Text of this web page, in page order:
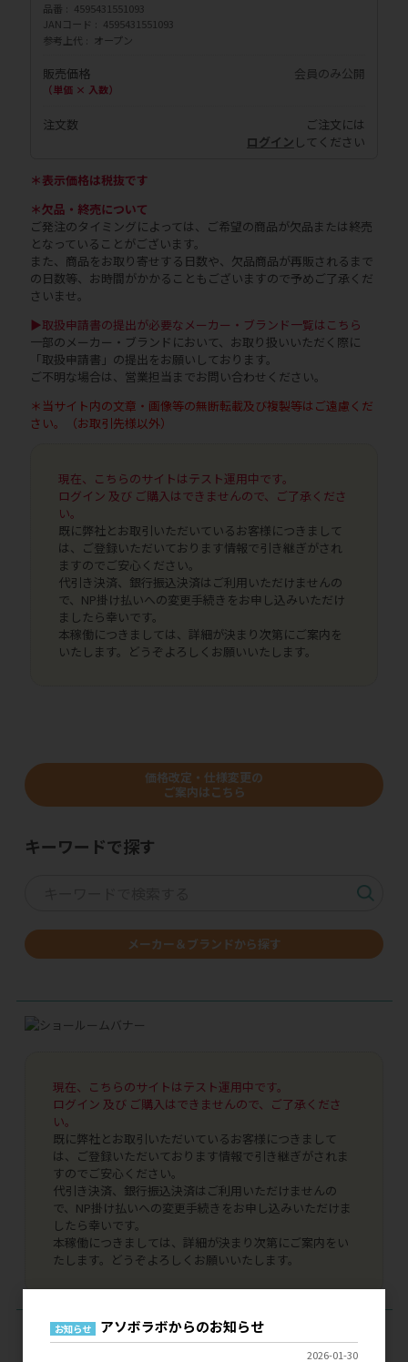
品番
4595431551093
JANコード
4595431551093
参考上代
オープン
販売価格
（単価 × 入数）
会員のみ公開
注文数
ご注文には
ログイン してください
＊表示価格は税抜です
＊欠品・終売について
ご発注のタイミングによっては、ご希望の商品が欠品または終売
となっていることがございます。
また、商品をお取り寄せする日数や、欠品商品が再販されるまで
の日数等、お時間がかかることもございますので予めご了承くだ
さいませ。
▶取扱申請書の提出が必要なメーカー・ブランド一覧はこちら
一部のメーカー・ブランドにおいて、お取り扱いいただく際に
「取扱申請書」の提出をお願いしております。
ご不明な場合は、営業担当までお問い合わせください。
＊当サイト内の文章・画像等の無断転載及び複製等はご遠慮くだ
さい。（お取引先様以外）
現在、こちらのサイトはテスト運用中です。
ログイン 及び ご購入はできませんので、ご了承くださ
い。
既に弊社とお取引いただいているお客様につきまして
は、ご登録いただいております情報で引き継ぎがされ
ますのでご安心ください。
代引き決済、銀行振込決済はご利用いただけませんの
で、NP掛け払いへの変更手続きをお申し込みいただけ
ましたら幸いです。
本稼働につきましては、詳細が決まり次第にご案内を
いたします。どうぞよろしくお願いいたします。
価格改定・仕様変更の
ご案内はこちら
キーワードで探す
メーカー＆ブランドから探す
現在、こちらのサイトはテスト運用中です。
ログイン 及び ご購入はできませんので、ご了承くださ
い。
既に弊社とお取引いただいているお客様につきまして
は、ご登録いただいております情報で引き継ぎがされま
すのでご安心ください。
代引き決済、銀行振込決済はご利用いただけませんの
で、NP掛け払いへの変更手続きをお申し込みいただけま
したら幸いです。
本稼働につきましては、詳細が決まり次第にご案内をい
たします。どうぞよろしくお願いいたします。
ログイン
お知らせ アソボラボからのお知らせ
2026-01-30